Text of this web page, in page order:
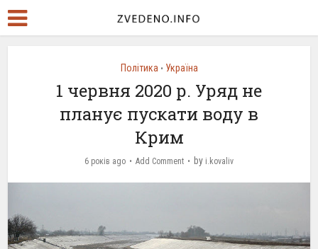
Політика • Україна
1 червня 2020 р. Уряд не
планує пускати воду в
Крим
6 років ago Add Comment by i.kovaliv